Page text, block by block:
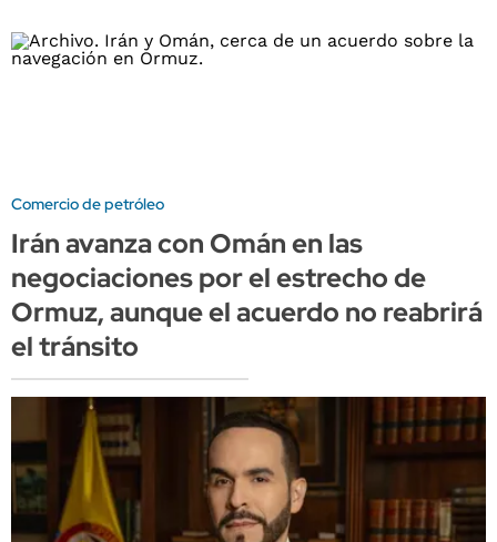
Comercio de petróleo
Irán avanza con Omán en las
negociaciones por el estrecho de
Ormuz, aunque el acuerdo no reabrirá
el tránsito